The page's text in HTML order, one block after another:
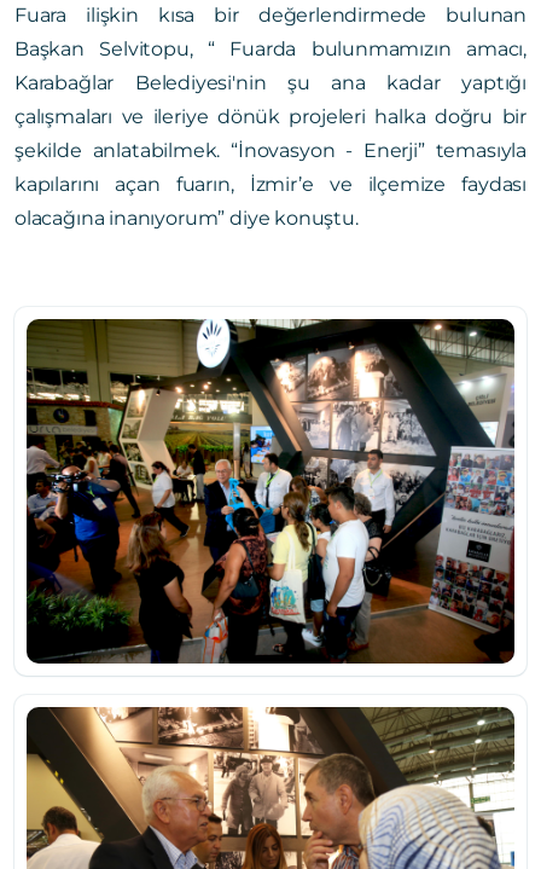
Fuara ilişkin kısa bir değerlendirmede bulunan
Başkan Selvitopu, “ Fuarda bulunmamızın amacı,
Karabağlar Belediyesi'nin şu ana kadar yaptığı
çalışmaları ve ileriye dönük projeleri halka doğru bir
şekilde anlatabilmek. “İnovasyon - Enerji” temasıyla
kapılarını açan fuarın, İzmir’e ve ilçemize faydası
olacağına inanıyorum” diye konuştu.